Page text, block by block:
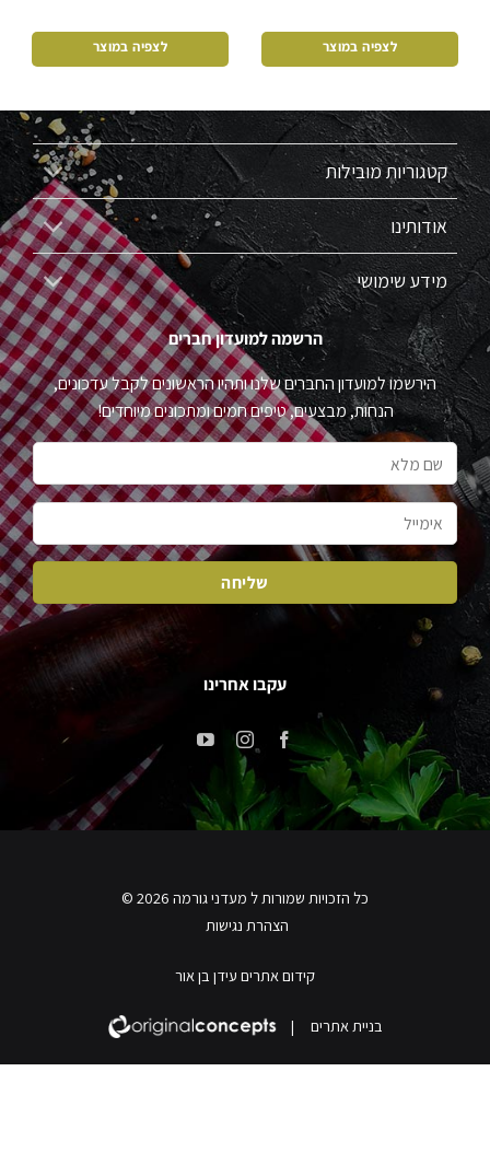
לצפיה במוצר לצפיה במוצר
קטגוריות מובילות
אודותינו
מידע שימושי
הרשמה למועדון חברים
הירשמו למועדון החברים שלנו ותהיו הראשונים לקבל עדכונים,
הנחות, מבצעים, טיפים חמים ומתכונים מיוחדים!
עקבו אחרינו
כל הזכויות שמורות ל מעדני גורמה 2026 ©
הצהרת נגישות
קידום אתרים עידן בן אור
בניית אתרים |